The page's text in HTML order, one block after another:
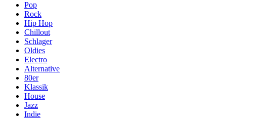
Pop
Rock
Hip Hop
Chillout
Schlager
Oldies
Electro
Alternative
80er
Klassik
House
Jazz
Indie